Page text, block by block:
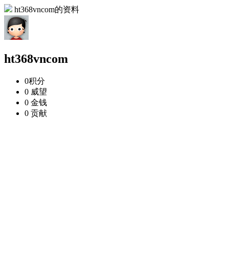
ht368vncom的资料
ht368vncom
0积分
0 威望
0 金钱
0 贡献